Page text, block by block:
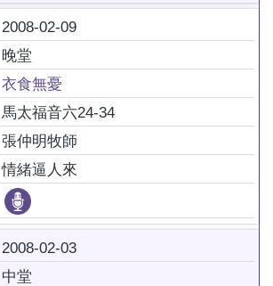
2008-02-09
晚堂
衣食無憂
馬太福音六24-34
張仲明牧師
情緒逼人來
2008-02-03
中堂